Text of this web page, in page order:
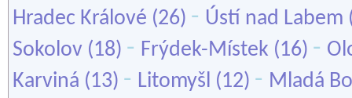
Hradec Králové (26) - Ústí nad Labem
Sokolov (18) - Frýdek-Místek (16) -
Karviná (13) - Litomyšl (12) - Mladá